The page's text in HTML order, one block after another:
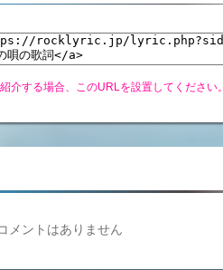
介する場合、このURLを設置してください。
メントはありません